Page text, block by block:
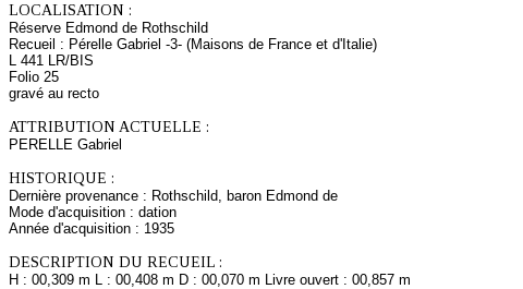
LOCALISATION :
Réserve Edmond de Rothschild
Recueil : Pérelle Gabriel -3- (Maisons de France et d'Italie)
L 441 LR/BIS
Folio 25
gravé au recto
ATTRIBUTION ACTUELLE :
PERELLE Gabriel
HISTORIQUE :
Dernière provenance : Rothschild, baron Edmond de
Mode d'acquisition : dation
Année d'acquisition : 1935
DESCRIPTION DU RECUEIL :
H : 00,309 m L : 00,408 m D : 00,070 m Livre ouvert : 00,857 m